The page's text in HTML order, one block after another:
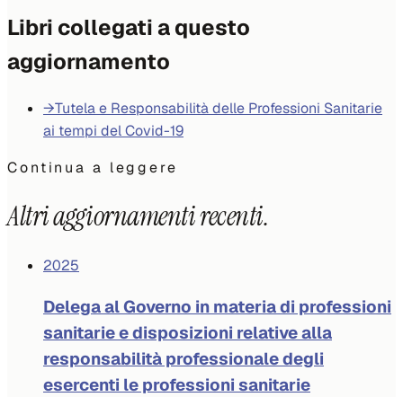
Libri collegati a questo
aggiornamento
→Tutela e Responsabilità delle Professioni Sanitarie
ai tempi del Covid-19
Continua a leggere
Altri aggiornamenti recenti.
2025
Delega al Governo in materia di professioni
sanitarie e disposizioni relative alla
responsabilità professionale degli
esercenti le professioni sanitarie